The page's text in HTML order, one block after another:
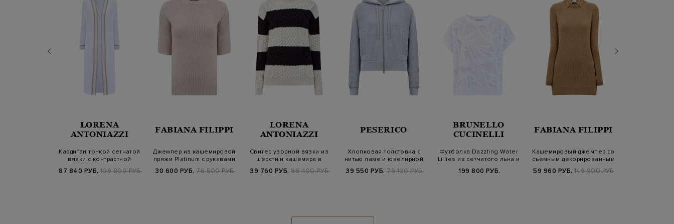
LORENA
ANTONIAZZI
Кардиган тонкой сетчатой
вязки с контрастной
87 840 РУБ. 109 800 РУБ.
FABIANA FILIPPI
Джемпер из кашемировой
пряжи Platinum с рукавами
30 600 РУБ. 76 500 РУБ.
LORENA
ANTONIAZZI
Свитер узорной вязки из
шерсти и кашемира в
39 760 РУБ. 99 400 РУБ.
PESERICO
Хлопковая толстовка с
нитью ламе и ювелирной
39 550 РУБ. 79 100 РУБ.
BRUNELLO
CUCINELLI
Футболка Dazzling Water
Lillies из сетчатого льна и
199 800 РУБ.
FABIANA FILIPPI
Кашемировый джемпер со
съемным декорированным
59 960 РУБ. 149 900 РУБ.